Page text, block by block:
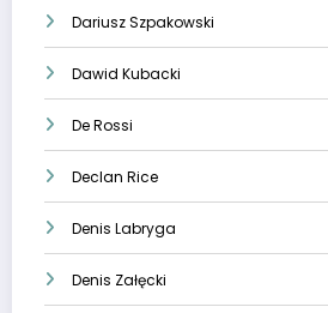
Dariusz Szpakowski
Dawid Kubacki
De Rossi
Declan Rice
Denis Labryga
Denis Załęcki